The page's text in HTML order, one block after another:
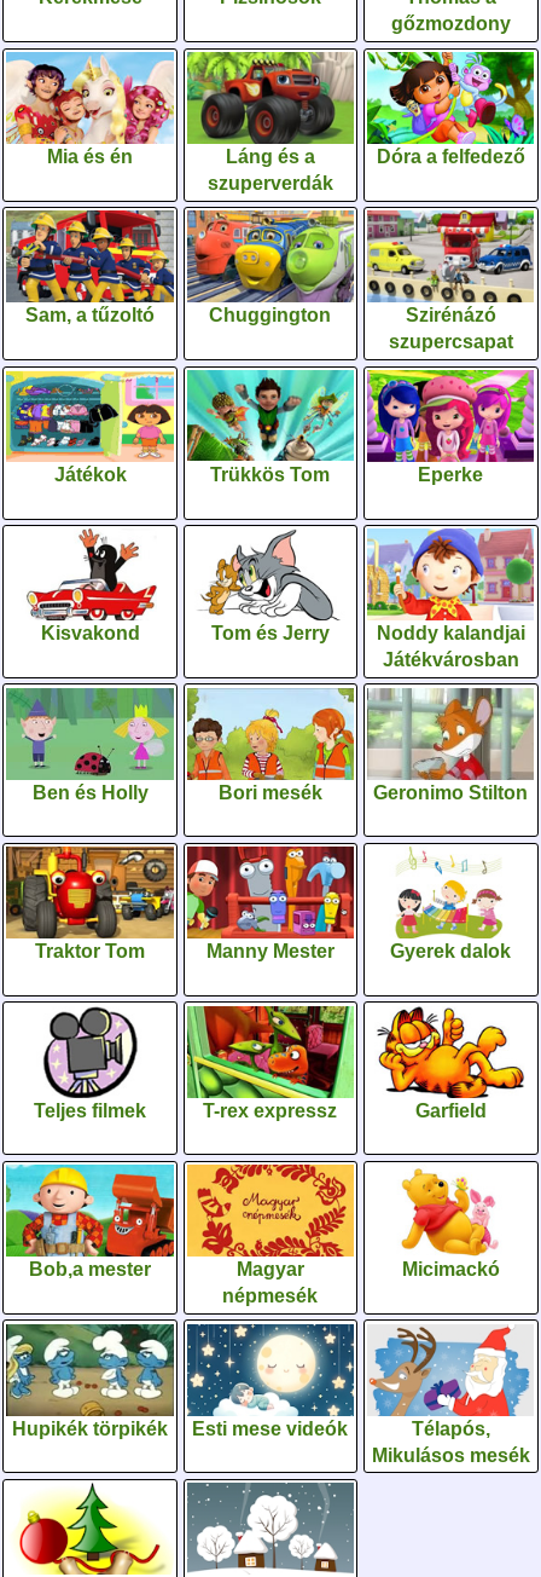
gőzmozdony
Mia és én
Láng és a
szuperverdák
Dóra a felfedező
Sam, a tűzoltó Chuggington
Szirénázó
szupercsapat
Játékok Trükkös Tom Eperke
Kisvakond Tom és Jerry
Noddy kalandjai
Játékvárosban
Ben és Holly Bori mesék Geronimo Stilton
Traktor Tom Manny Mester Gyerek dalok
Teljes filmek T-rex expressz Garfield
Bob,a mester
Magyar
népmesék
Micimackó
Hupikék törpikék Esti mese videók
Télapós,
Mikulásos mesék